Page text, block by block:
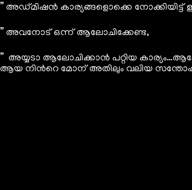
” അഡ്മിഷൻ കാര്യങ്ങളൊക്കെ നോക്കിയിട്ട്
” അവനോട് ഒന്ന് ആലോചിക്കേണ്ട,
” അയ്യടാ ആലോചിക്കാൻ പറ്റിയ
ആയ നിൻറെ മോന് അതിലും വലിയ